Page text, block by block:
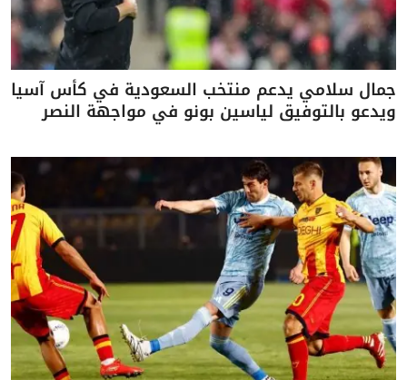
جمال سلامي يدعم منتخب السعودية في كأس آسيا
ويدعو بالتوفيق لياسين بونو في مواجهة النصر